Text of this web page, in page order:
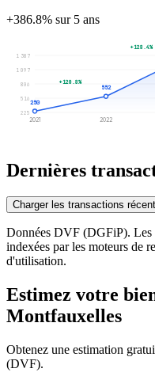
+386.8% sur 5 ans
225
516
806
1 097
1 387
250
2021
552
2022
+120.8%
+128.4%
Dernières
Charger les transactions
Données DVF (DGFiP). Les
indexées par les moteurs de
d'utilisation.
Estimez votre
Montfauxelles
Obtenez une estimation
(DVF).